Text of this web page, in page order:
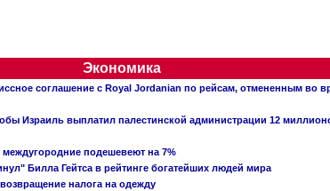
Экономика
соглашение с Royal Jordanian по рейсам, отмененным во
Израиль выплатил палестинской администрации 12
междугородние подешевеют на 7%
Билла Гейтса в рейтинге богатейших людей мира
налога на одежду